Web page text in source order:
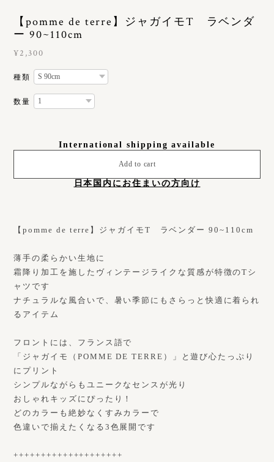
【pomme de terre】ジャガイモT ラベンダ
ー 90~110cm
¥2,300
種類
数量
International shipping available
Add to cart
日本国内にお住まいの方向け
【pomme de terre】ジャガイモT ラベンダー 90~110cm
薄手の柔らかい生地に
霜降り加工を施したヴィンテージライクな質感が特徴のTシ
ャツです
ナチュラルな風合いで、暑い季節にもさらっと快適に着られ
るアイテム
フロントには、フランス語で
「ジャガイモ（POMME DE TERRE）」と遊び心たっぷり
にプリント
シンプルながらもユニークなセンスが光り
おしゃれキッズにぴったり！
どのカラーも絶妙なくすみカラーで
色違いで揃えたくなる3色展開です
++++++++++++++++++++